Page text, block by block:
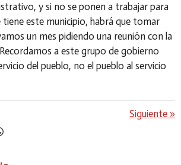
y si no se ponen a trabajar para
tiene este municipio, habrá que tomar
un mes pidiendo una reunión con la
a este grupo de gobierno
del pueblo, no el pueblo al servicio
Siguiente »